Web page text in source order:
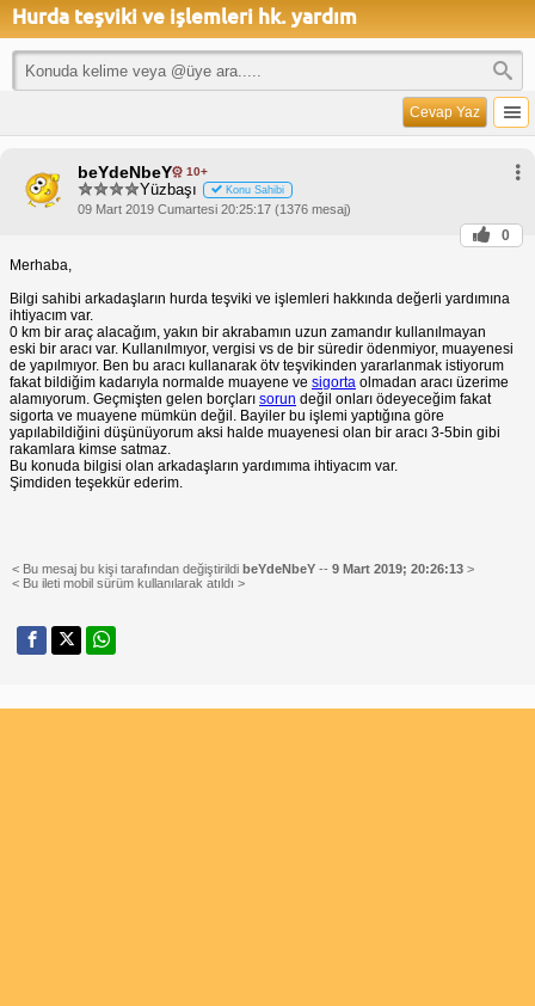
Hurda teşviki ve işlemleri hk. yardım
Cevap Yaz
beYdeNbeY 10+
Yüzbaşı Konu Sahibi
09 Mart 2019 Cumartesi 20:25:17 (1376 mesaj)
0
Merhaba,
Bilgi sahibi arkadaşların hurda teşviki ve işlemleri hakkında değerli yardımına
ihtiyacım var.
0 km bir araç alacağım, yakın bir akrabamın uzun zamandır kullanılmayan
eski bir aracı var. Kullanılmıyor, vergisi vs de bir süredir ödenmiyor, muayenesi
de yapılmıyor. Ben bu aracı kullanarak ötv teşvikinden yararlanmak istiyorum
fakat bildiğim kadarıyla normalde muayene ve sigorta olmadan aracı üzerime
alamıyorum. Geçmişten gelen borçları sorun değil onları ödeyeceğim fakat
sigorta ve muayene mümkün değil. Bayiler bu işlemi yaptığına göre
yapılabildiğini düşünüyorum aksi halde muayenesi olan bir aracı 3-5bin gibi
rakamlara kimse satmaz.
Bu konuda bilgisi olan arkadaşların yardımıma ihtiyacım var.
Şimdiden teşekkür ederim.
< Bu mesaj bu kişi tarafından değiştirildi beYdeNbeY -- 9 Mart 2019; 20:26:13 >
< Bu ileti mobil sürüm kullanılarak atıldı >